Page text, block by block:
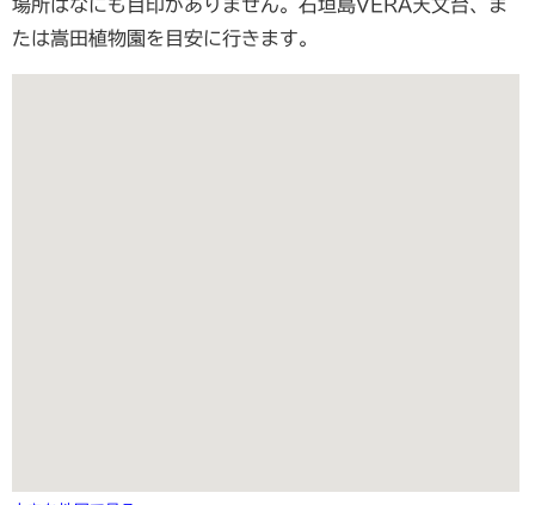
場所はなにも目印がありません。石垣島VERA天文台、ま
たは嵩田植物園を目安に行きます。